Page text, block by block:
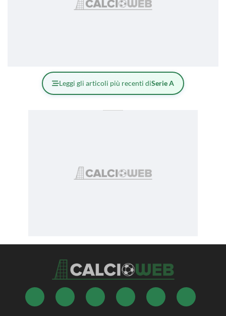
Leggi gli articoli più recenti diSerie A